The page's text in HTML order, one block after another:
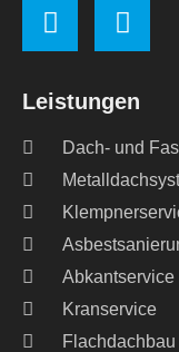
Leistungen
Dach- und
Abkantservice
Kranservice
Flachdachbau